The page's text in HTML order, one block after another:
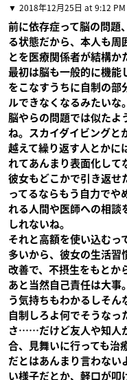
2018年12月25日 at 9:12 PM
前に依存症って脳の問題
る状態だから、本人も周
とを医療関係者が結構か
最初は脳も一般的に機能
をこなすうちに自制の部
ルできなくなるみたいな。
脳やらの問題では似たよ
ね。スカイダイビングと
越えて繰り返す人とかに
れてあんまり表面化して
彼女もどこかで引き返せ
ってるならもう自力でや
れる人間や医師への相談
しれないね。
それと高額を使い込むっ
多いから、彼女の生活習
改善で、不摂生をもとか
あと当然自己責任は大事
う気持ちもわかるしそん
自制しろよ何でそうなっ
さ……だけど友人や知人
合、見舞いに行っても治
だとはあんまり言わない
い様子だとか、軽口が叩